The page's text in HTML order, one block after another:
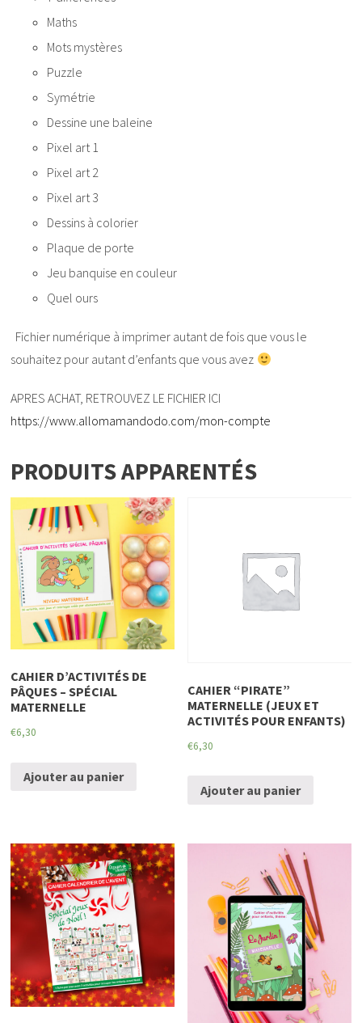
Maths
Mots mystères
Puzzle
Symétrie
Dessine une baleine
Pixel art 1
Pixel art 2
Pixel art 3
Dessins à colorier
Plaque de porte
Jeu banquise en couleur
Quel ours
Fichier numérique à imprimer autant de fois que vous le
souhaitez pour autant d’enfants que vous avez
APRES ACHAT, RETROUVEZ LE FICHIER ICI
https://www.allomamandodo.com/mon-compte
PRODUITS APPARENTÉS
CAHIER D’ACTIVITÉS DE
PÂQUES – SPÉCIAL
MATERNELLE
€6,30
Ajouter au panier
CAHIER “PIRATE”
MATERNELLE (JEUX ET
ACTIVITÉS POUR ENFANTS)
€6,30
Ajouter au panier